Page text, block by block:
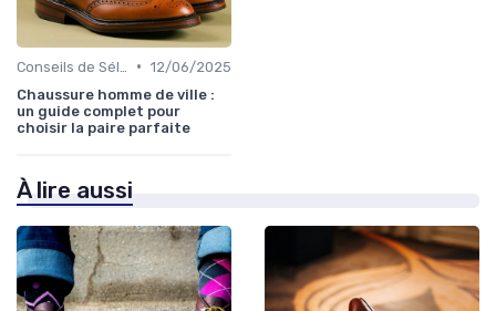
• 12/06/2025
Chaussure homme de ville :
un guide complet pour
choisir la paire parfaite
À lire aussi